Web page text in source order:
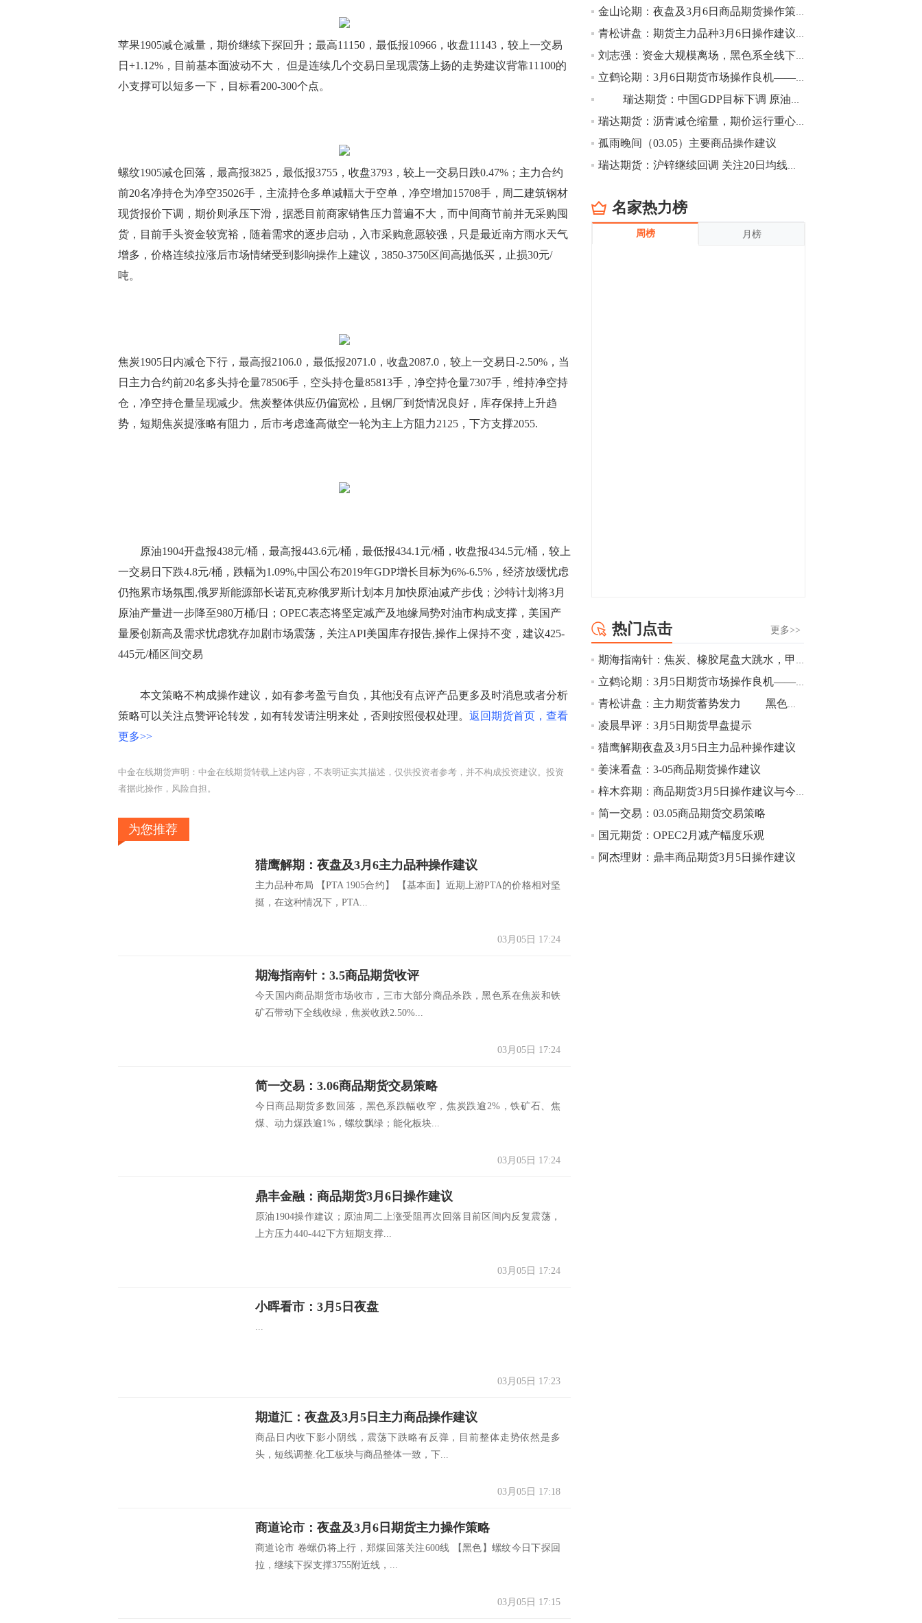
苹果1905减仓减量，期价继续下探回升；最高11150，最低报10966，收盘11143，较上一交易
日+1.12%，目前基本面波动不大， 但是连续几个交易日呈现震荡上扬的走势建议背靠11100的
小支撑可以短多一下，目标看200-300个点。
螺纹1905减仓回落，最高报3825，最低报3755，收盘3793，较上一交易日跌0.47%；主力合约
前20名净持仓为净空35026手，主流持仓多单减幅大于空单，净空增加15708手，周二建筑钢材
现货报价下调，期价则承压下滑，据悉目前商家销售压力普遍不大，而中间商节前并无采购囤
货，目前手头资金较宽裕，随着需求的逐步启动，入市采购意愿较强，只是最近南方雨水天气
增多，价格连续拉涨后市场情绪受到影响操作上建议，3850-3750区间高抛低买，止损30元/
吨。
焦炭1905日内减仓下行，最高报2106.0，最低报2071.0，收盘2087.0，较上一交易日-2.50%，当
日主力合约前20名多头持仓量78506手，空头持仓量85813手，净空持仓量7307手，维持净空持
仓，净空持仓量呈现减少。焦炭整体供应仍偏宽松，且钢厂到货情况良好，库存保持上升趋
势，短期焦炭提涨略有阻力，后市考虑逢高做空一轮为主上方阻力2125，下方支撑2055.
原油1904开盘报438元/桶，最高报443.6元/桶，最低报434.1元/桶，收盘报434.5元/桶，较上
一交易日下跌4.8元/桶，跌幅为1.09%,中国公布2019年GDP增长目标为6%-6.5%，经济放缓忧虑
仍拖累市场氛围,俄罗斯能源部长诺瓦克称俄罗斯计划本月加快原油减产步伐；沙特计划将3月
原油产量进一步降至980万桶/日；OPEC表态将坚定减产及地缘局势对油市构成支撑，美国产
量屡创新高及需求忧虑犹存加剧市场震荡，关注API美国库存报告,操作上保持不变，建议425-
445元/桶区间交易
本文策略不构成操作建议，如有参考盈亏自负，其他没有点评产品更多及时消息或者分析
策略可以关注点赞评论转发，如有转发请注明来处，否则按照侵权处理。 返回期货首页，查看
更多>>
中金在线期货声明：中金在线期货转载上述内容，不表明证实其描述，仅供投资者参考，并不构成投资建议。投资
者据此操作，风险自担。
为您推荐
猎鹰解期：夜盘及3月6主力品种操作建议
主力品种布局 【PTA 1905合约】 【基本面】近期上游PTA的价格相对坚
挺，在这种情况下，PTA...
03月05日 17:24
期海指南针：3.5商品期货收评
今天国内商品期货市场收市，三市大部分商品杀跌，黑色系在焦炭和铁
矿石带动下全线收绿，焦炭收跌2.50%...
03月05日 17:24
简一交易：3.06商品期货交易策略
今日商品期货多数回落，黑色系跌幅收窄，焦炭跌逾2%，铁矿石、焦
煤、动力煤跌逾1%，螺纹飘绿；能化板块...
03月05日 17:24
鼎丰金融：商品期货3月6日操作建议
原油1904操作建议；原油周二上涨受阻再次回落目前区间内反复震荡，
上方压力440-442下方短期支撑...
03月05日 17:24
小晖看市：3月5日夜盘
...
03月05日 17:23
期道汇：夜盘及3月5日主力商品操作建议
商品日内收下影小阴线，震荡下跌略有反弹，目前整体走势依然是多
头，短线调整.化工板块与商品整体一致，下...
03月05日 17:18
商道论市：夜盘及3月6日期货主力操作策略
商道论市 卷螺仍将上行，郑煤回落关注600线 【黑色】螺纹今日下探回
拉，继续下探支撑3755附近线，...
03月05日 17:15
低位。
14:20
方正有色研究团队：高度重视贵金属的阶
段性机会。自年初以来沪金上涨16.93%，
立涨势，白银将开启补涨，且涨幅超过黄
金，金银比有望高位回归。
13:55
豆二期货主力合约涨停，涨幅达3.98%，报
CBOT大豆期货市场上涨，11月期约收高
影响，夜盘连粕高位窄幅震荡，建议短线
操作为主。 ...
13:54
8月5日消息，内外盘贵金属强劲走升，沪
金主力合约涨停，涨幅3.99%，报334.00
幅扩大至4.4%。
10:43
【行情】芝加哥11月大豆期货跌0.4%，12
月玉米期货跌1%。
10:43
【行情】油脂油料期货表现抢眼，豆二期
2.5%，棕榈油涨近2%，菜粕涨1.54%。
10:17
【研报精选】国内期货机构对8月5日的原
油期货走势预测
金山论期：夜盘及3月6日商品期货操作策略
青松讲盘：期货主力品种3月6日操作建议【重大布局】
刘志强：资金大规模离场，黑色系全线下行
立鹤论期：3月6日期货市场操作良机——行情再次寻求突破口
瑞达期货：中国GDP目标下调 原油震荡收跌
瑞达期货：沥青减仓缩量，期价运行重心下移
孤雨晚间（03.05）主要商品操作建议
瑞达期货：沪锌继续回调 关注20日均线支撑
名家热力榜
周榜 月榜
更多>>
热门点击
期海指南针：焦炭、橡胶尾盘大跳水，甲醇承压回落
立鹤论期：3月5日期货市场操作良机——行情一触即发！
青松讲盘：主力期货蓄势发力 黑色能源再度大捷
凌晨早评：3月5日期货早盘提示
猎鹰解期夜盘及3月5日主力品种操作建议
姜涞看盘：3-05商品期货操作建议
梓木弈期：商品期货3月5日操作建议与今年黑色趋势分析
简一交易：03.05商品期货交易策略
国元期货：OPEC2月减产幅度乐观
阿杰理财：鼎丰商品期货3月5日操作建议